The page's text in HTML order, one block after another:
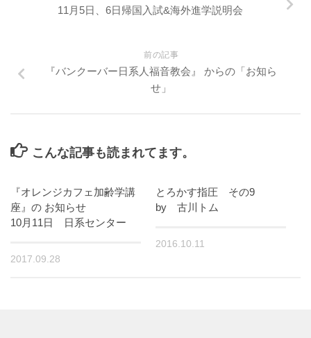
11月5日、6日帰国入試&海外進学説明会
前の記事
『バンクーバー日系人福音教会』 からの「お知ら
せ」
こんな記事も読まれてます。
『オレンジカフェ加齢学講
座』の お知らせ
10月11日 日系センター
2017.09.28
とろかす指圧 その9
by 古川トム
2016.10.11